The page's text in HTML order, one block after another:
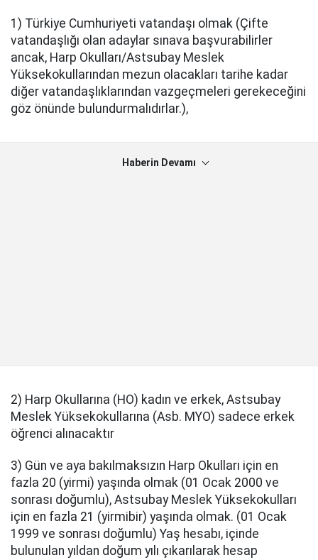
1) Türkiye Cumhuriyeti vatandaşı olmak (Çifte
vatandaşlığı olan adaylar sınava başvurabilirler
ancak, Harp Okulları/Astsubay Meslek
Yüksekokullarından mezun olacakları tarihe kadar
diğer vatandaşlıklarından vazgeçmeleri gerekeceğini
göz önünde bulundurmalıdırlar.),
Haberin Devamı
2) Harp Okullarına (HO) kadın ve erkek, Astsubay
Meslek Yüksekokullarına (Asb. MYO) sadece erkek
öğrenci alınacaktır
3) Gün ve aya bakılmaksızın Harp Okulları için en
fazla 20 (yirmi) yaşında olmak (01 Ocak 2000 ve
sonrası doğumlu), Astsubay Meslek Yüksekokulları
için en fazla 21 (yirmibir) yaşında olmak. (01 Ocak
1999 ve sonrası doğumlu) Yaş hesabı, içinde
bulunulan yıldan doğum yılı çıkarılarak hesap